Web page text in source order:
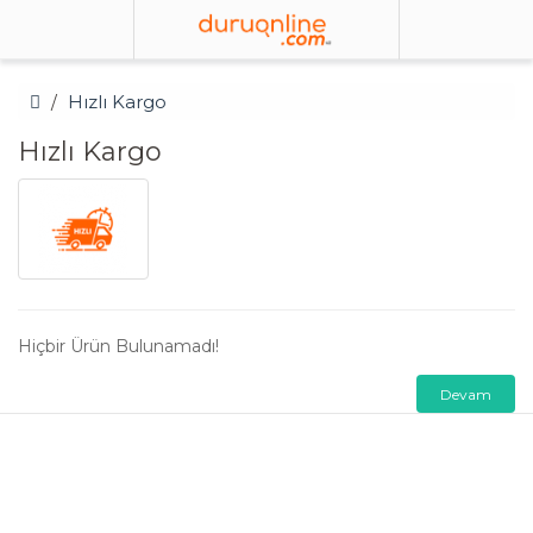
Hızlı Kargo
Hızlı Kargo
Hiçbir Ürün Bulunamadı!
Devam